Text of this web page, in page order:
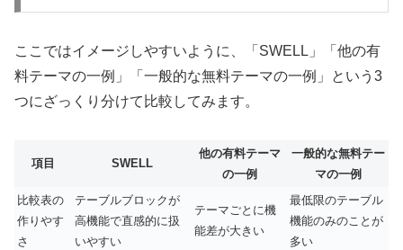
ここではイメージしやすいように、「SWELL」「他の有
料テーマの一例」「一般的な無料テーマの一例」という3
つにざっくり分けて比較してみます。
項目 SWELL
他の有料テーマ
の一例
一般的な無料テー
マの一例
比較表の
作りやす
さ
テーブルブロックが
高機能で直感的に扱
いやすい
テーマごとに機
能差が大きい
最低限のテーブル
機能のみのことが
多い